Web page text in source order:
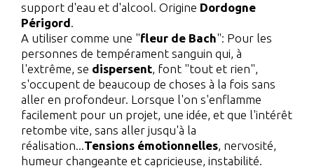
support d'eau et d'alcool. Origine Dordogne
Périgord.
A utiliser comme une "fleur de Bach": Pour les
personnes de tempérament sanguin qui, à
l'extrême, se dispersent, font "tout et rien",
s'occupent de beaucoup de choses à la fois sans
aller en profondeur. Lorsque l'on s'enflamme
facilement pour un projet, une idée, et que l'intérêt
retombe vite, sans aller jusqu'à la
réalisation...Tensions émotionnelles, nervosité,
humeur changeante et capricieuse, instabilité.